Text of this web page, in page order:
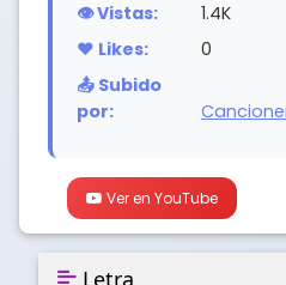
👁️ Vistas:
1.4K
❤️ Likes:
0
📤 Subido
por:
Ver en YouTube
Letra